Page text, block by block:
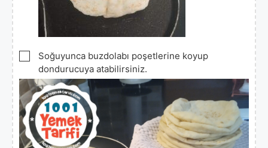
▢
Soğuyunca buzdolabı poşetlerine koyup
dondurucuya atabilirsiniz.